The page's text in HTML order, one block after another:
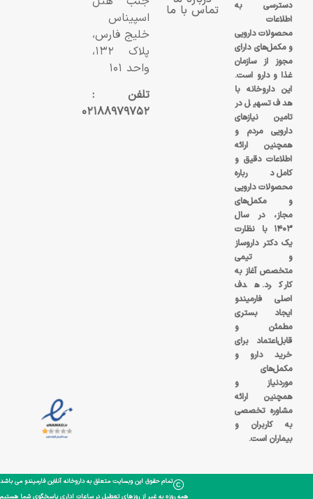
دسترسی به
اطلاعات
محصولات دارویی
و مکمل‌های دارای
مجوز از سازمان
غذا و دارو است.
این داروخانه با
هدف تسهیل در
تامین نیازهای
دارویی مردم و
همچنین ارائه
اطلاعات دقیق و
کامل درباره
محصولات دارویی
و مکمل‌های
مجاز، در سال
۱۴۰۳ با نظارت
یک دکتر داروساز
و تیمی
متخصص آغاز به
کار کرد. هدف
اصلی فارمیندو
ایجاد بستری
مطمئن و
قابل‌اعتماد برای
خرید دارو و
مکمل‌های
موردنیاز و
همچنین ارائه
مشاوره تخصصی
به کاربران و
بیماران است.
تماس با ما
اسپیناس
خلیج فارس،
پلاک ۱۳۲،
واحد ۱۰۱
تلفن :
۰۲۱۸۸۹۷۹۷۵۲
تمام حقوق این وبسایت متعلق به داروخانه آنلاین فارمیندو می باشد
همه روزه به غیر از روزهای تعطیل در ساعات اداری پاسخگوی شما هستیم